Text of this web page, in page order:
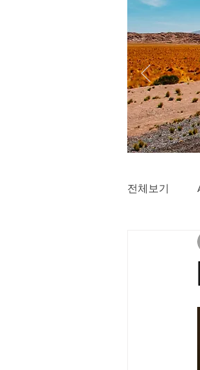
전체보기
Big